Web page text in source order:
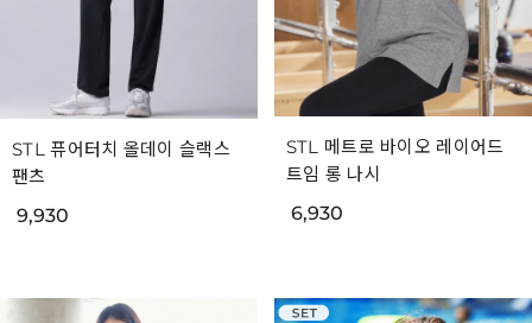
STL 퓨어터치 올데이 슬랙스
팬츠
9,930
STL 메트로 바이오 레이어드
트임 롱 나시
6,930